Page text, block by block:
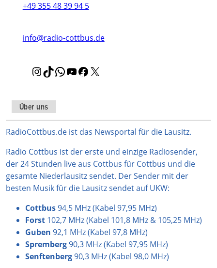
+49 355 48 39 94 5
info@radio-cottbus.de
I
t
a
g
a
m
T
o
k
W
s
A
p
Y
u
b
F
b
o
k
Über uns
RadioCottbus.de ist das Newsportal für die Lausitz.
Radio Cottbus ist der erste und einzige Radiosender,
der 24 Stunden live aus Cottbus für Cottbus und die
gesamte Niederlausitz sendet. Der Sender mit der
besten Musik für die Lausitz sendet auf UKW:
Cottbus94,5 MHz (Kabel 97,95 MHz)
Forst 102,7 MHz (Kabel 101,8 MHz & 105,25 MHz)
Guben 92,1 MHz (Kabel 97,8 MHz)
Spremberg90,3 MHz (Kabel 97,95 MHz)
Senftenberg90,3 MHz (Kabel 98,0 MHz)